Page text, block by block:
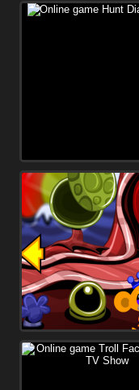
вы поймете, как можно